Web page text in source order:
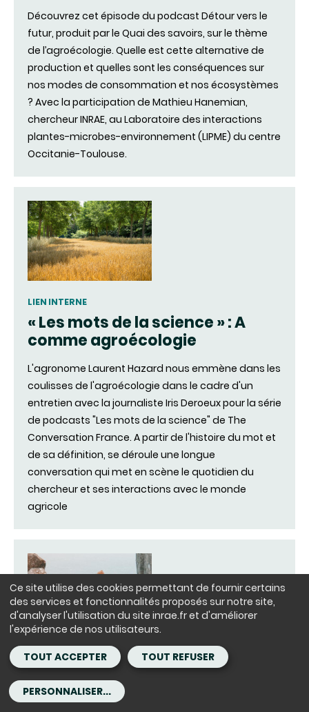
Ce site utilise des cookies permettant de fournir certains
des services et fonctionnalités proposés sur notre site,
d'analyser l'utilisation du site inrae.fr et d'améliorer
l'expérience de nos utilisateurs.
PERSONNALISER...
TOUT ACCEPTER TOUT REFUSER
Découvrez cet épisode du podcast Détour vers le
futur, produit par le Quai des savoirs, sur le thème
de l’agroécologie. Quelle est cette alternative de
production et quelles sont les conséquences sur
nos modes de consommation et nos écosystèmes
? Avec la participation de Mathieu Hanemian,
chercheur INRAE, au Laboratoire des interactions
plantes-microbes-environnement (LIPME) du centre
Occitanie-Toulouse.
LIEN INTERNE
« Les mots de la science » : A
comme agroécologie
L'agronome Laurent Hazard nous emmène dans les
coulisses de l'agroécologie dans le cadre d'un
entretien avec la journaliste Iris Deroeux pour la série
de podcasts "Les mots de la science" de The
Conversation France. A partir de l'histoire du mot et
de sa définition, se déroule une longue
conversation qui met en scène le quotidien du
chercheur et ses interactions avec le monde
agricole
LIEN INTERNE
PODCAST « Entre sécurité et
liberté, quel est votre rapport